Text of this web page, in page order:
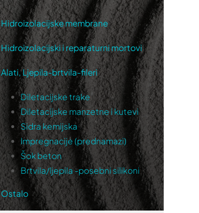
Hidroizolacijske membrane
Hidroizolacijski i reparaturni mortovi
Alati, Ljepila-brtvila-fileri
Diletacijske trake
Diletacijske manzetne i kutevi
Sidra kemijska
Impregnacije (prednamazi)
Šok beton
Brtvila/ljepila -posebni silikoni
Ostalo